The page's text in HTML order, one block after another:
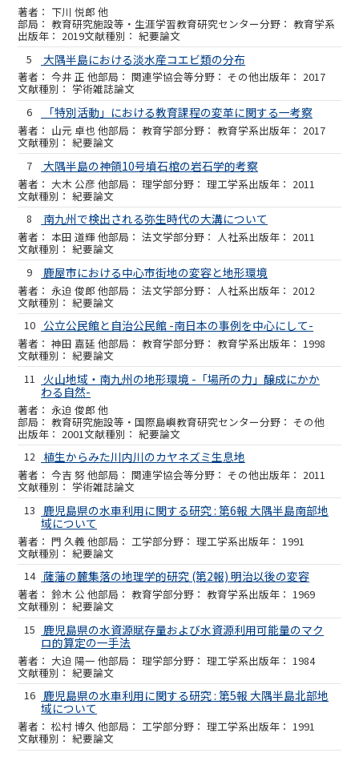
下川 悦郎 他
教育研究施設等・生涯学習教育研究センター 教育学系
2019
紀要論文
5
大隅半島における淡水産コエビ類の分布
今井 正 他 関連学協会等 その他 2017
学術雑誌論文
6
「特別活動」における教育課程の変革に関する一考察
山元 卓也 他 教育学部 教育学系 2017
紀要論文
7
大隅半島の神領10号墳石棺の岩石学的考察
大木 公彦 他 理学部 理工学系 2011
紀要論文
8
南九州で検出される弥生時代の大溝について
本田 道輝 他 法文学部 人社系 2011
紀要論文
9
鹿屋市における中心市街地の変容と地形環境
永迫 俊郎 他 法文学部 人社系 2012
紀要論文
10 公立公民館と自治公民館 -南日本の事例を中心にして-
神田 嘉延 他 教育学部 教育学系 1998
紀要論文
11
火山地域・南九州の地形環境 -「場所の力」醸成にかか
わる自然-
永迫 俊郎 他
教育研究施設等・国際島嶼教育研究センター その他
2001
紀要論文
12 植生からみた川内川のカヤネズミ生息地
今吉 努 他 関連学協会等 その他 2011
学術雑誌論文
13
鹿児島県の水車利用に関する研究 : 第6報 大隅半島南部地
域について
門 久義 他 工学部 理工学系 1991
紀要論文
14 薩藩の麓集落の地理学的研究 (第2報) 明治以後の変容
鈴木 公 他 教育学部 教育学系 1969
紀要論文
15
鹿児島県の水資源賦存量および水資源利用可能量のマク
ロ的算定の一手法
大迫 陽一 他 理学部 理工学系 1984
紀要論文
16 鹿児島県の水車利用に関する研究 : 第5報 大隅半島北部地
域について
松村 博久 他 工学部 理工学系 1991
紀要論文